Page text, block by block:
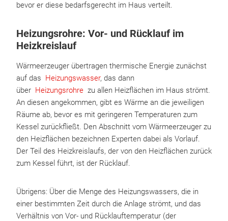
bevor er diese bedarfsgerecht im Haus verteilt.
Heizungsrohre: Vor- und Rücklauf im
Heizkreislauf
Wärmeerzeuger übertragen thermische Energie zunächst
auf das Heizungswasser, das dann
über Heizungsrohre zu allen Heizflächen im Haus strömt.
An diesen angekommen, gibt es Wärme an die jeweiligen
Räume ab, bevor es mit geringeren Temperaturen zum
Kessel zurückfließt. Den Abschnitt vom Wärmeerzeuger zu
den Heizflächen bezeichnen Experten dabei als Vorlauf.
Der Teil des Heizkreislaufs, der von den Heizflächen zurück
zum Kessel führt, ist der Rücklauf.
Übrigens: Über die Menge des Heizungswassers, die in
einer bestimmten Zeit durch die Anlage strömt, und das
Verhältnis von Vor- und Rücklauftemperatur (der